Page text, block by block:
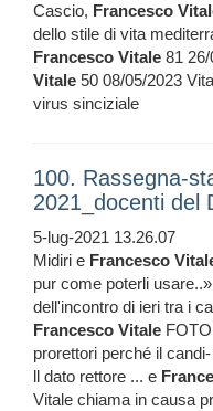
Cascio, Francesco
dello stile di vita
Francesco Vitale 81
Vitale 50 08/05/2023
virus sinciziale
100. Rassegna-
2021_docenti del
5-lug-2021 13.26.07
Midiri e Francesco
pur come poterli
dell'incontro di ieri tra i
Francesco Vitale
prorettori perché il
ll dato rettore ... e
Vitale chiama in causa